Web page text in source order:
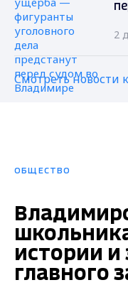
2
Смотреть новости
ОБЩЕСТВО
истории и
главного